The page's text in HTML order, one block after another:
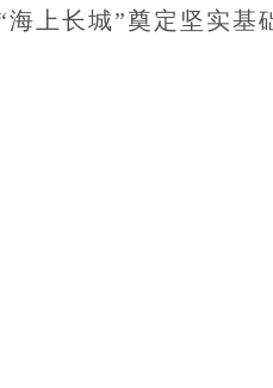
上长城”奠定坚实基